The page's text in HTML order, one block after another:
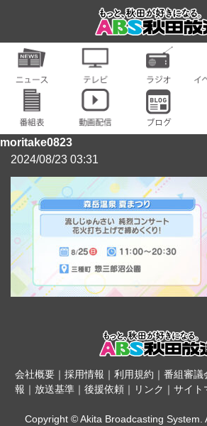
moritake0823
2024/08/23 03:31
会社概要｜ 採用情報 ｜ 利用規約 ｜ 番組審議
報 ｜ 放送基準 ｜ 後援依頼 ｜ リンク ｜ サイト
Copyright © Akita Broadcasting System.